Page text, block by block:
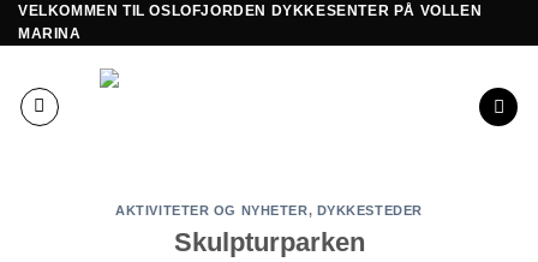
Skip
to
VELKOMMEN TIL OSLOFJORDEN DYKKESENTER PÅ VOLLEN
MARINA
AKTIVITETER OG NYHETER, DYKKESTEDER
Skulpturparken